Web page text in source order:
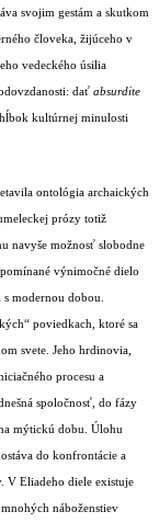
svojim gestám a skutkom
človeka, žijúceho v
vedeckého úsilia
dať absurdite
kultúrnej minulosti
ontológia archaických
prózy totiž
navyše možnosť slobodne
výnimočné dielo
modernou dobou.
poviedkach, ktoré sa
svete. Jeho hrdinovia,
procesu a
spoločnosť, do fázy
mýtickú dobu. Úlohu
do konfrontácie a
V Eliadeho diele existuje
náboženstiev